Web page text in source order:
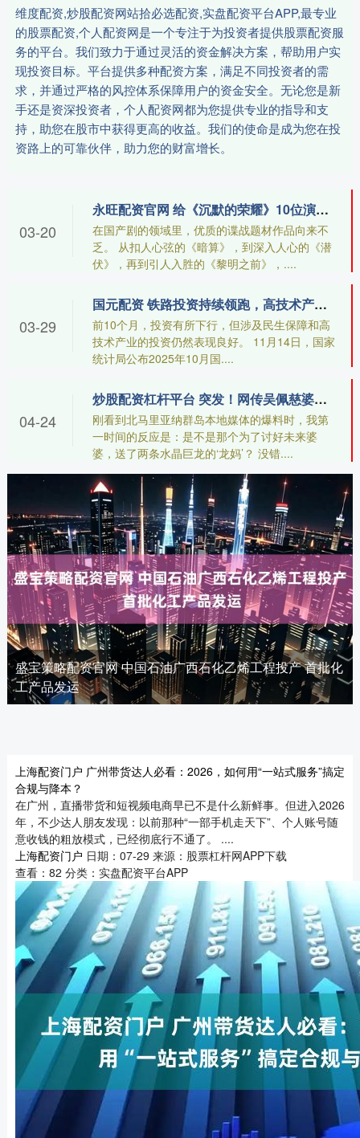
维度配资,炒股配资网站拾必选配资,实盘配资平台APP,最专业
的股票配资,个人配资网是一个专注于为投资者提供股票配资服
务的平台。我们致力于通过灵活的资金解决方案，帮助用户实
现投资目标。平台提供多种配资方案，满足不同投资者的需
求，并通过严格的风控体系保障用户的资金安全。无论您是新
手还是资深投资者，个人配资网都为您提供专业的指导和支
持，助您在股市中获得更高的收益。我们的使命是成为您在投
资路上的可靠伙伴，助力您的财富增长。
永旺配资官网 给《沉默的荣耀》10位演员排名：余皑磊第4，吴越第2，第1无争议
在国产剧的领域里，优质的谍战题材作品向来不
乏。 从扣人心弦的《暗算》，到深入人心的《潜
伏》，再到引人入胜的《黎明之前》，....
03-20
国元配资 铁路投资持续领跑，高技术产业投资依然亮眼
前10个月，投资有所下行，但涉及民生保障和高
技术产业的投资仍然表现良好。 11月14日，国家
统计局公布2025年10月国....
03-29
炒股配资杠杆平台 突发！网传吴佩慈婆婆被逮捕，多家北马里亚纳群岛媒体都爆料了
刚看到北马里亚纳群岛本地媒体的爆料时，我第
一时间的反应是：是不是那个为了讨好未来婆
婆，送了两条水晶巨龙的‘龙妈’？ 没错....
04-24
盛宝策略配资官网 中国石油广西石化乙烯工程投产 首批化
工产品发运
上海配资门户 广州带货达人必看：2026，如何用“一站式服务”搞定
合规与降本？
在广州，直播带货和短视频电商早已不是什么新鲜事。但进入2026
年，不少达人朋友发现：以前那种“一部手机走天下”、个人账号随
意收钱的粗放模式，已经彻底行不通了。 ....
上海配资门户 日期：07-29 来源：股票杠杆网APP下载
查看： 82 分类： 实盘配资平台APP